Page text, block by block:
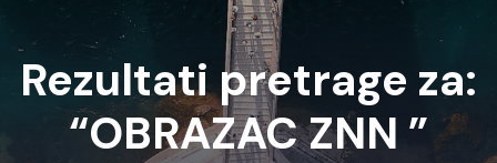
Rezultati pretrage za:
“OBRAZAC ZNN ”